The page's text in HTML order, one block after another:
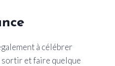
à célébrer
sortir et faire quelque